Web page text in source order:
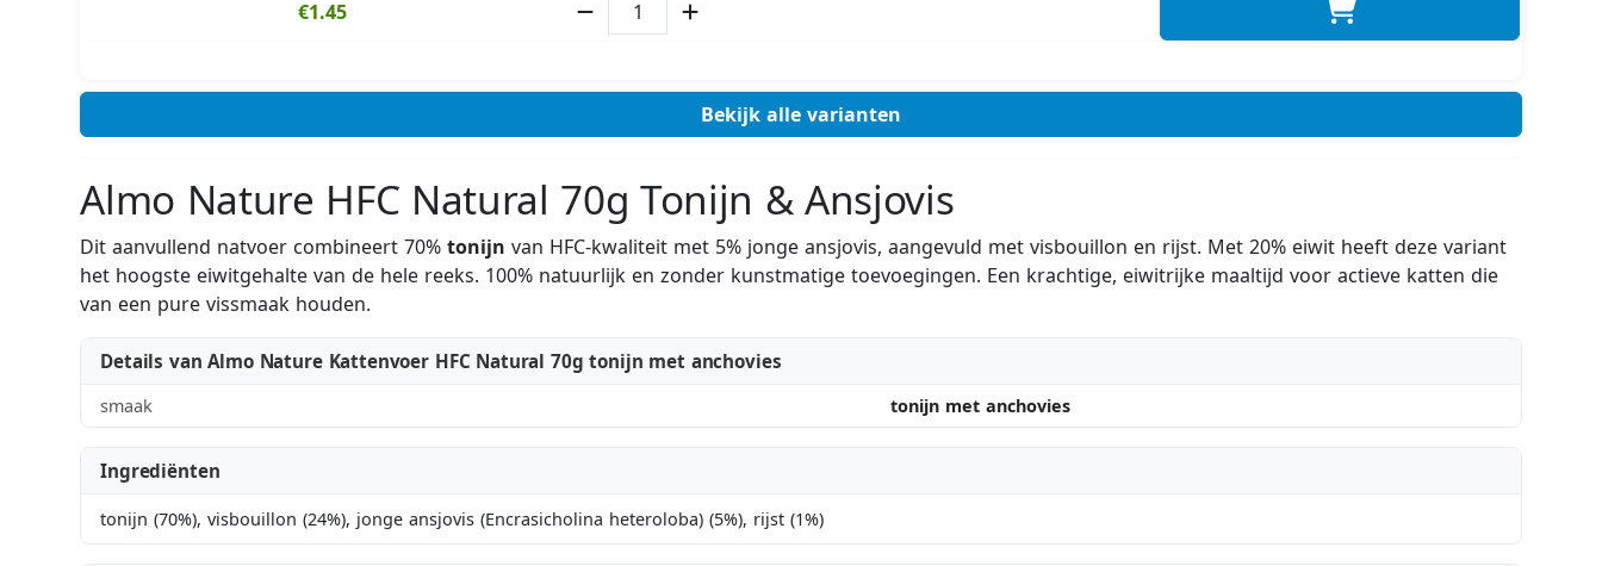
€1.45
Bekijk alle varianten
Almo Nature HFC Natural 70g Tonijn & Ansjovis
Dit aanvullend natvoer combineert 70%tonijn van HFC-kwaliteit met 5% jonge ansjovis, aangevuld met visbouillon en rijst. Met 20% eiwit heeft deze variant
het hoogste eiwitgehalte van de hele reeks. 100% natuurlijk en zonder kunstmatige toevoegingen. Een krachtige, eiwitrijke maaltijd voor actieve katten die
van een pure vissmaak houden.
Details van Almo Nature Kattenvoer HFC Natural 70g tonijn met anchovies
smaak tonijn met anchovies
Ingrediënten
tonijn (70%), visbouillon (24%), jonge ansjovis (Encrasicholina heteroloba) (5%), rijst (1%)